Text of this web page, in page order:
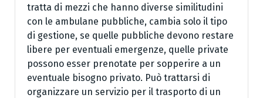
tratta di mezzi che hanno diverse similitudini
con le ambulane pubbliche, cambia solo il tipo
di gestione, se quelle pubbliche devono restare
libere per eventuali emergenze, quelle private
possono esser prenotate per sopperire a un
eventuale bisogno privato. Può trattarsi di
organizzare un servizio per il trasporto di un